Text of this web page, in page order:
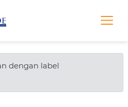
dengan label